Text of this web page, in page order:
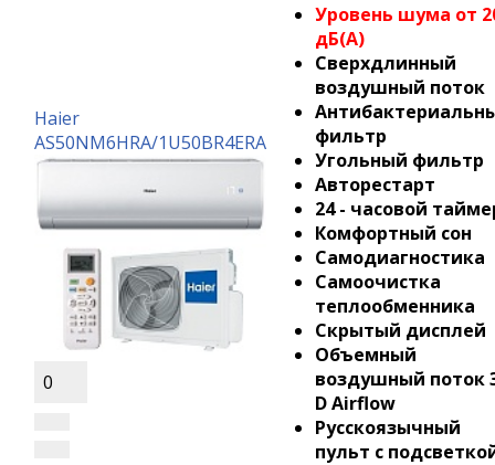
Haier
AS50NM6HRA/1U50BR4ERA
0
Уровень шума от
дБ(А)
Сверхдлинный
воздушный поток
фильтр
Угольный фильтр
Авторестарт
24 - часовой
Комфортный сон
Самодиагностика
Самоочистка
теплообменника
Скрытый дисплей
Объемный
воздушный поток
D Airflow
Русскоязычный
пульт с